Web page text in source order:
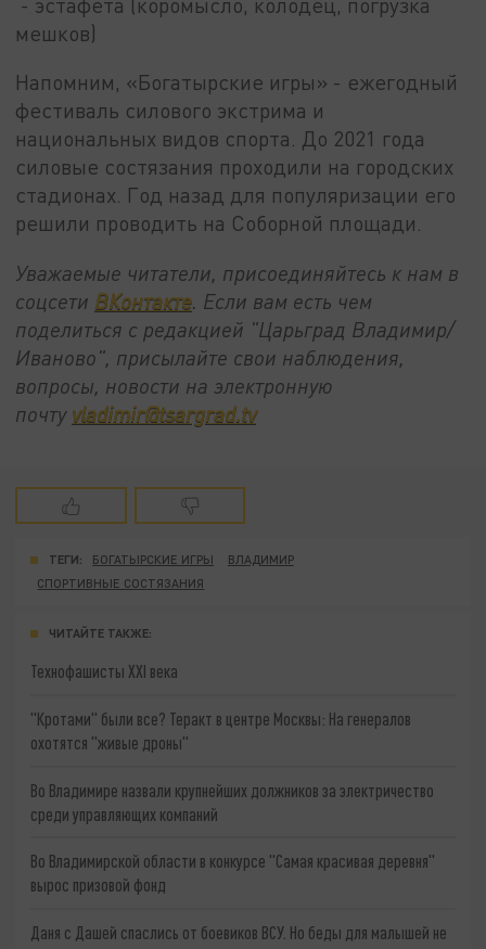
мешков)
Напомним, «Богатырские игры» - ежегодный
фестиваль силового экстрима и
национальных видов спорта. До 2021 года
силовые состязания проходили на городских
стадионах. Год назад для популяризации его
решили проводить на Соборной площади.
Уважаемые читатели, присоединяйтесь к нам в
соцсети ВКонтакте. Если вам есть чем
поделиться с редакцией "Царьград Владимир/
Иваново", присылайте свои наблюдения,
вопросы, новости на электронную
почту vladimir@tsargrad.tv
ТЕГИ: БОГАТЫРСКИЕ ИГРЫ
ВЛАДИМИР
СПОРТИВНЫЕ СОСТЯЗАНИЯ
ЧИТАЙТЕ ТАКЖЕ:
Технофашисты XXI века
"Кротами" были все? Теракт в центре Москвы: На генералов
охотятся "живые дроны"
Во Владимире назвали крупнейших должников за электричество
среди управляющих компаний
Во Владимирской области в конкурсе "Самая красивая деревня"
вырос призовой фонд
Даня с Дашей спаслись от боевиков ВСУ. Но беды для малышей не